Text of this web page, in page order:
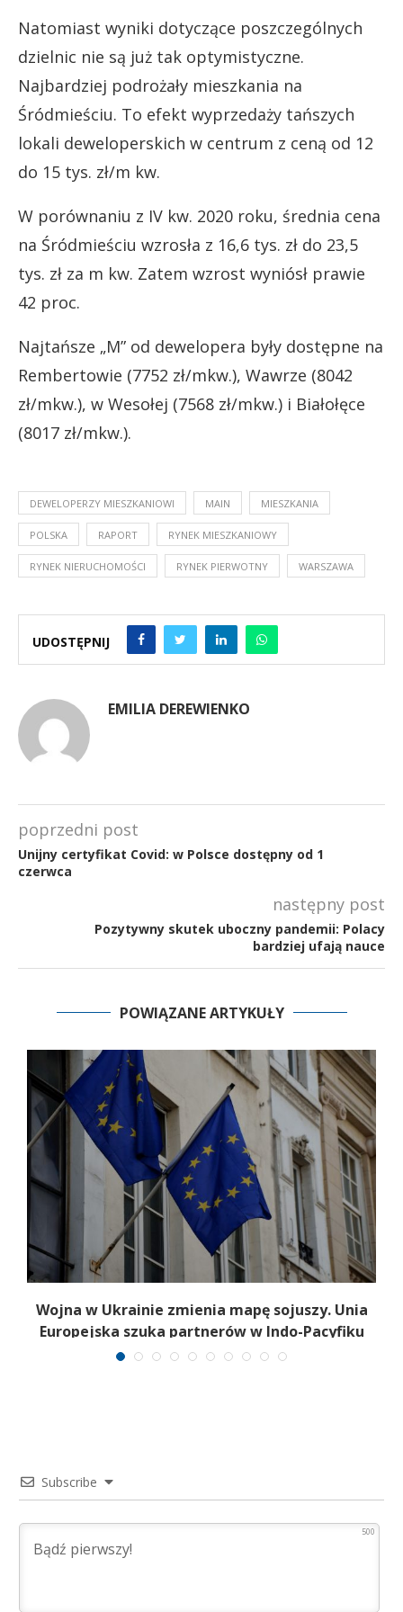
Natomiast wyniki dotyczące poszczególnych
dzielnic nie są już tak optymistyczne.
Najbardziej podrożały mieszkania na
Śródmieściu. To efekt wyprzedaży tańszych
lokali deweloperskich w centrum z ceną od 12
do 15 tys. zł/m kw.
W porównaniu z IV kw. 2020 roku, średnia cena
na Śródmieściu wzrosła z 16,6 tys. zł do 23,5
tys. zł za m kw. Zatem wzrost wyniósł prawie
42 proc.
Najtańsze „M” od dewelopera były dostępne na
Rembertowie (7752 zł/mkw.), Wawrze (8042
zł/mkw.), w Wesołej (7568 zł/mkw.) i Białołęce
(8017 zł/mkw.).
DEWELOPERZY MIESZKANIOWI MAIN MIESZKANIA
POLSKA RAPORT RYNEK MIESZKANIOWY
RYNEK NIERUCHOMOŚCI RYNEK PIERWOTNY WARSZAWA
UDOSTĘPNIJ
EMILIA DEREWIENKO
poprzedni post
Unijny certyfikat Covid: w Polsce dostępny od 1
czerwca
następny post
Pozytywny skutek uboczny pandemii: Polacy
bardziej ufają nauce
POWIĄZANE ARTYKUŁY
Wojna w Ukrainie zmienia mapę sojuszy. Unia
Europejska szuka partnerów w Indo-Pacyfiku
Subscribe
500